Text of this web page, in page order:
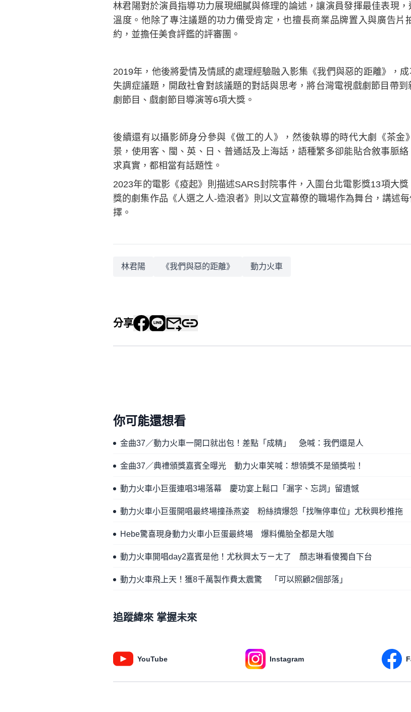
林君陽對於演員指導功力展現細膩與條理的論述，讓演員發揮最佳表現
溫度。他除了專注議題的功力備受肯定，也擅長商業品牌置入與廣告片
約，並擔任美食評鑑的評審團。
2019年，他後將愛情及情感的處理經驗融入影集《我們與惡的距離》，
失調症議題，開啟社會對該議題的對話與思考，將台灣電視戲劇節目帶
劇節目、戲劇節目導演等6項大獎。
後續還有以攝影師身分參與《做工的人》，然後執導的時代大劇《茶金
景，使用客、閩、英、日、普通話及上海話，語種繁多卻能貼合敘事脈
求真實，都相當有話題性。
2023年的電影《疫起》則描述SARS封院事件，入圍台北電影獎13項大
獎的劇集作品《人選之人-造浪者》則以文宣幕僚的職場作為舞台，講述
擇。
林君陽 《我們與惡的距離》 動力火車
分享
你可能還想看
金曲37／動力火車一開口就出包！差點「成精」 急喊：我們還是人
金曲37／典禮頒獎嘉賓全曝光 動力火車笑喊：想領獎不是頒獎啦！
動力火車小巨蛋連唱3場落幕 慶功宴上鬆口「漏字、忘詞」留遺憾
動力火車小巨蛋開唱最終場撞孫燕姿 粉絲擠爆怨「找嘸停車位」尤秋興秒推拖
Hebe驚喜現身動力火車小巨蛋最終場 爆料備胎全都是大咖
動力火車開唱day2嘉賓是他！尤秋興太ㄎㄧㄤ了 顏志琳看傻獨自下台
動力火車飛上天！獲8千萬製作費太震驚 「可以照顧2個部落」
追蹤緯來 掌握未來
YouTube Instagram